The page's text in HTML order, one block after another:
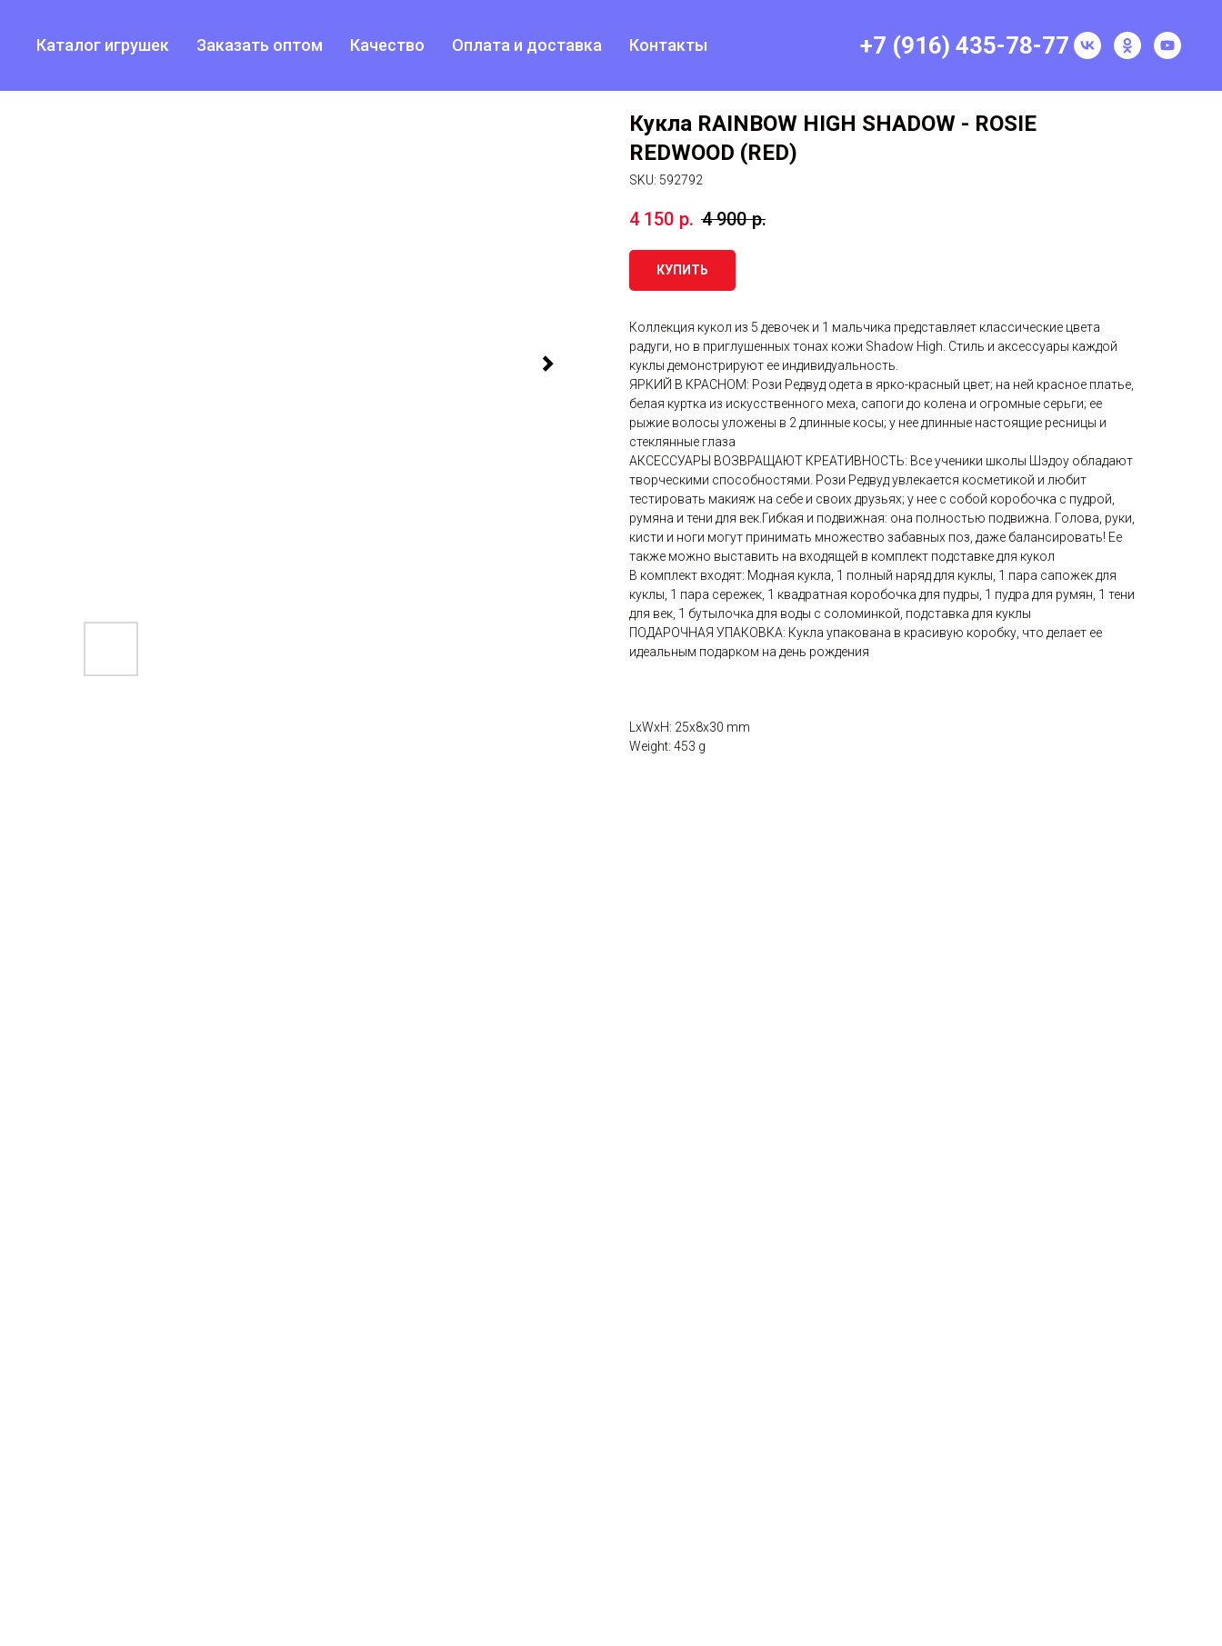
Каталог игрушек Заказать оптом Качество Оплата и доставка Контакты +7 (916) 435-78-77
Кукла RAINBOW HIGH SHADOW - ROSIE
REDWOOD (RED)
SKU: 592792
4 150 р. 4 900 р.
КУПИТЬ
Коллекция кукол из 5 девочек и 1 мальчика представляет классические цвета
радуги, но в приглушенных тонах кожи Shadow High. Стиль и аксессуары каждой
куклы демонстрируют ее индивидуальность.
ЯРКИЙ В КРАСНОМ: Рози Редвуд одета в ярко-красный цвет; на ней красное платье,
белая куртка из искусственного меха, сапоги до колена и огромные серьги; ее
рыжие волосы уложены в 2 длинные косы; у нее длинные настоящие ресницы и
стеклянные глаза
АКСЕССУАРЫ ВОЗВРАЩАЮТ КРЕАТИВНОСТЬ: Все ученики школы Шэдоу обладают
творческими способностями. Рози Редвуд увлекается косметикой и любит
тестировать макияж на себе и своих друзьях; у нее с собой коробочка с пудрой,
румяна и тени для век.Гибкая и подвижная: она полностью подвижна. Голова, руки,
кисти и ноги могут принимать множество забавных поз, даже балансировать! Ее
также можно выставить на входящей в комплект подставке для кукол
В комплект входят: Модная кукла, 1 полный наряд для куклы, 1 пара сапожек для
куклы, 1 пара сережек, 1 квадратная коробочка для пудры, 1 пудра для румян, 1 тени
для век, 1 бутылочка для воды с соломинкой, подставка для куклы
ПОДАРОЧНАЯ УПАКОВКА: Кукла упакована в красивую коробку, что делает ее
идеальным подарком на день рождения
LxWxH: 25x8x30 mm
Weight: 453 g